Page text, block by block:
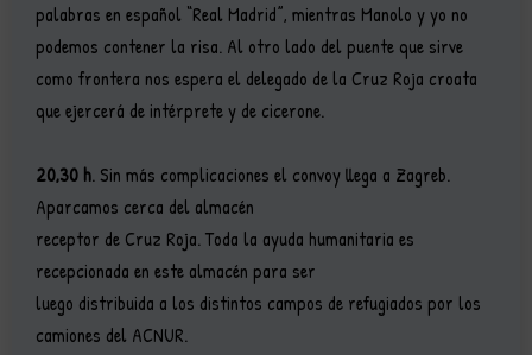
palabras en español “Real Madrid”, mientras Manolo y yo no
podemos contener la risa. Al otro lado del puente que sirve
como frontera nos espera el delegado de la Cruz Roja croata
que ejercerá de intérprete y de cicerone.
20,30 h. Sin más complicaciones el convoy llega a Zagreb.
Aparcamos cerca del almacén
receptor de Cruz Roja. Toda la ayuda humanitaria es
recepcionada en este almacén para ser
luego distribuida a los distintos campos de refugiados por los
camiones del ACNUR.